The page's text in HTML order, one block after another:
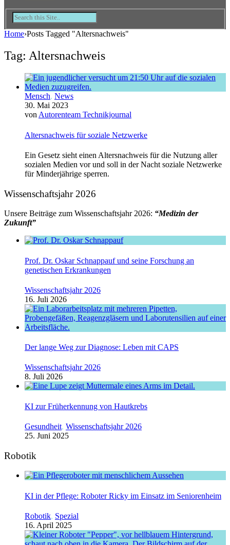
Home›Posts Tagged "Altersnachweis"
Tag: Altersnachweis
Mensch, News
30. Mai 2023
von Autorenteam Technikjournal
Altersnachweis für soziale Netzwerke
Ein Gesetz sieht einen Altersnachweis für die Nutzung aller
sozialen Medien vor und soll in der Nacht soziale Netzwerke
für Minderjährige sperren.
Wissenschaftsjahr 2026
Unsere Beiträge zum Wissenschaftsjahr 2026: “Medizin der
Zukunft”
Prof. Dr. Oskar Schnappauf und seine Forschung an
genetischen Erkrankungen
Wissenschaftsjahr 2026
16. Juli 2026
Der lange Weg zur Diagnose: Leben mit CAPS
Wissenschaftsjahr 2026
8. Juli 2026
KI zur Früherkennung von Hautkrebs
Gesundheit, Wissenschaftsjahr 2026
25. Juni 2025
Robotik
KI in der Pflege: Roboter Ricky im Einsatz im Seniorenheim
Robotik, Spezial
16. April 2025